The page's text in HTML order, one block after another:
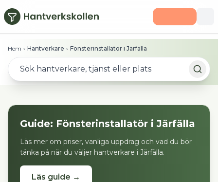
Hoppa till huvudinnehåll
Hem › Hantverkare › Fönsterinstallatör i Järfälla
Guide: Fönsterinstallatör i Järfälla
Läs mer om priser, vanliga uppdrag och vad du bör
tänka på när du väljer hantverkare i Järfälla.
Läs guide →